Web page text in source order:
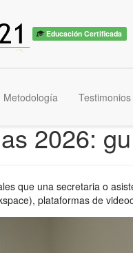
Educación Certificada
Metodología Testimonios
2026:
que una secretaria o
plataformas de